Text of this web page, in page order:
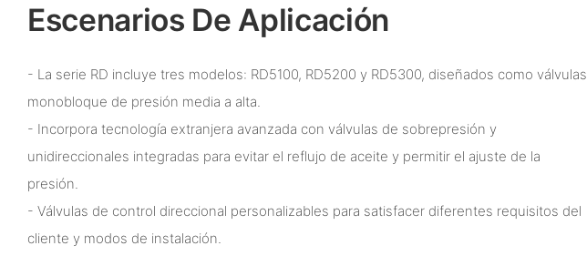
Escenarios De Aplicación
- La serie RD incluye tres modelos: RD5100, RD5200 y RD5300, diseñados como válvulas
monobloque de presión media a alta.
- Incorpora tecnología extranjera avanzada con válvulas de sobrepresión y
unidireccionales integradas para evitar el reflujo de aceite y permitir el ajuste de la
presión.
- Válvulas de control direccional personalizables para satisfacer diferentes requisitos del
cliente y modos de instalación.